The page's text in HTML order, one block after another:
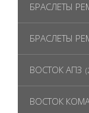
БРАСЛЕТЫ
БРАСЛЕТЫ
ВОСТОК АПЗ
ВОСТОК